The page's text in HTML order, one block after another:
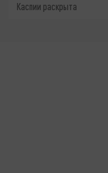
Каспии раскрыта